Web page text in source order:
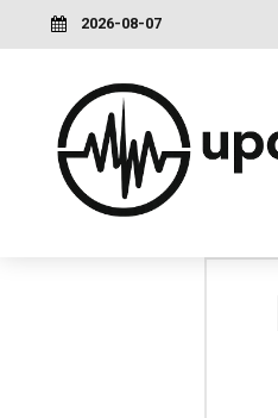
2026-08-07